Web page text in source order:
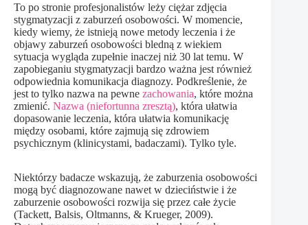
To po stronie profesjonalistów leży ciężar zdjęcia
stygmatyzacji z zaburzeń osobowości. W momencie,
kiedy wiemy, że istnieją nowe metody leczenia i że
objawy zaburzeń osobowości bledną z wiekiem
sytuacja wygląda zupełnie inaczej niż 30 lat temu. W
zapobieganiu stygmatyzacji bardzo ważna jest również
odpowiednia komunikacja diagnozy. Podkreślenie, że
jest to tylko nazwa na pewne zachowania, które można
zmienić. Nazwa (niefortunna zresztą), która ułatwia
dopasowanie leczenia, która ułatwia komunikację
między osobami, które zajmują się zdrowiem
psychicznym (klinicystami, badaczami). Tylko tyle.
Niektórzy badacze wskazują, że zaburzenia osobowości
mogą być diagnozowane nawet w dzieciństwie i że
zaburzenie osobowości rozwija się przez całe życie
(Tackett, Balsis, Oltmanns, & Krueger, 2009).